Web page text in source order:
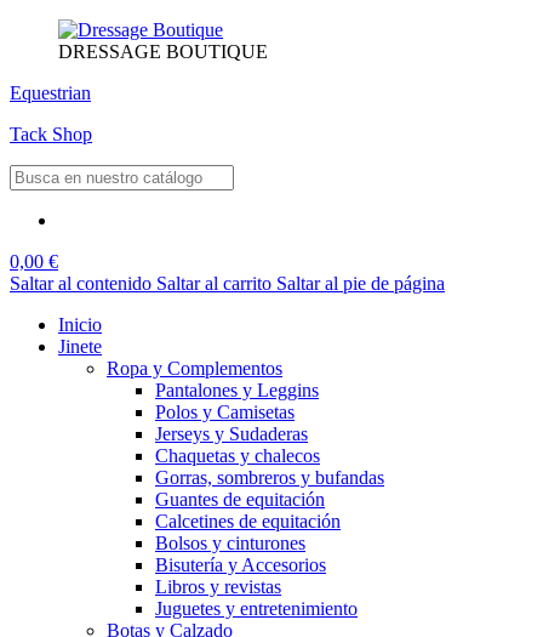
DRESSAGE BOUTIQUE
Equestrian
Tack Shop
0,00 €
Saltar al contenido Saltar al carrito Saltar al pie de página
Inicio
Jinete
Ropa y Complementos
Pantalones y Leggins
Polos y Camisetas
Jerseys y Sudaderas
Chaquetas y chalecos
Gorras, sombreros y bufandas
Guantes de equitación
Calcetines de equitación
Bolsos y cinturones
Bisutería y Accesorios
Libros y revistas
Juguetes y entretenimiento
Botas y Calzado